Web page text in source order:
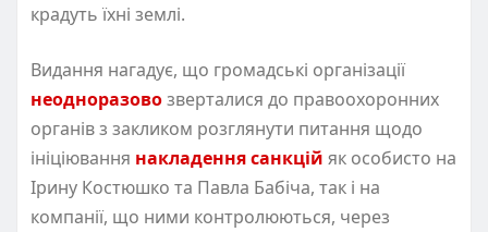
крадуть їхні землі.
Видання нагадує, що громадські організації
неодноразовозверталися до правоохоронних
органів з закликом розглянути питання щодо
ініціювання накладення санкцій як особисто на
Ірину Костюшко та Павла Бабіча, так і на
компанії, що ними контролюються, через